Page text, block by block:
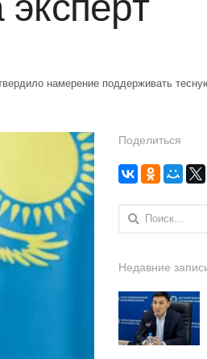
намерение поддерживать
Поделиться
Найти:
Недавние